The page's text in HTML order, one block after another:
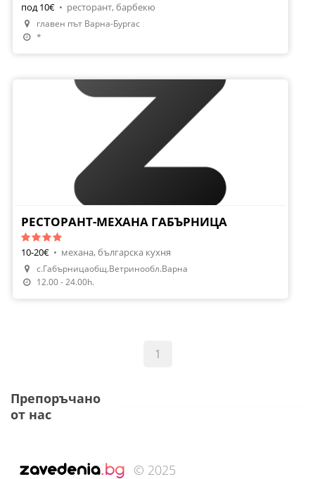
под 10€ • ресторант, барбекю
главен път Варна-Бургас
*
РЕСТОРАНТ-МЕХАНА ГАБЪРНИЦА
10-20€ • механа, българска кухня
с.Габърницаобщ.Ветринообл.Варна
12.00 - 24.00h.
1
Препоръчано
от нас
© 2025